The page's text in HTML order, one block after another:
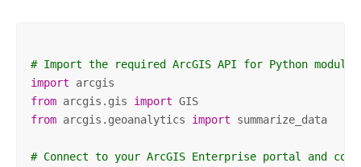
# Import the required ArcGIS API for Python modules
import
from arcgis.gis import
GIS
from arcgis.geoanalytics import summarize_data
# Connect to your ArcGIS Enterprise portal and